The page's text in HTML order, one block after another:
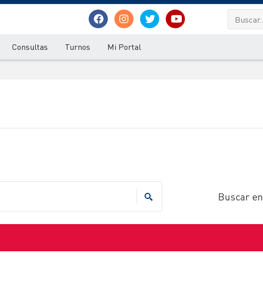
Consultas Turnos Mi Portal
Buscar en